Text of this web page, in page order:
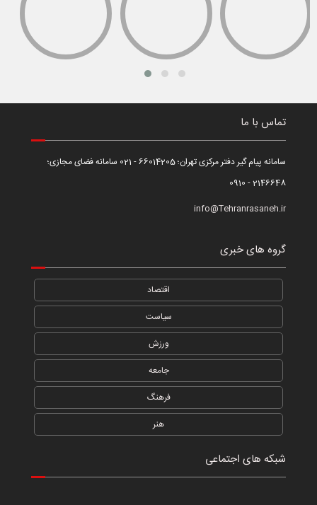
تماس با ما
سامانه پیام گیر دفتر مرکزی تهران؛ 66014205 - 021 سامانه فضای مجازی؛
2146648 - 0910
info@Tehranrasaneh.ir
گروه های خبری
اقتصاد
سیاست
ورزش
جامعه
فرهنگ
هنر
شبکه های اجتماعی